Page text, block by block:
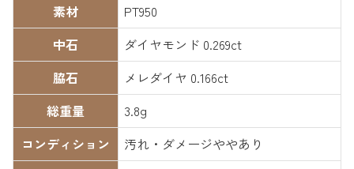
素材
PT950
中石
ダイヤモンド 0.269ct
脇石
メレダイヤ 0.166ct
総重量
3.8g
コンディション
汚れ・ダメージややあり